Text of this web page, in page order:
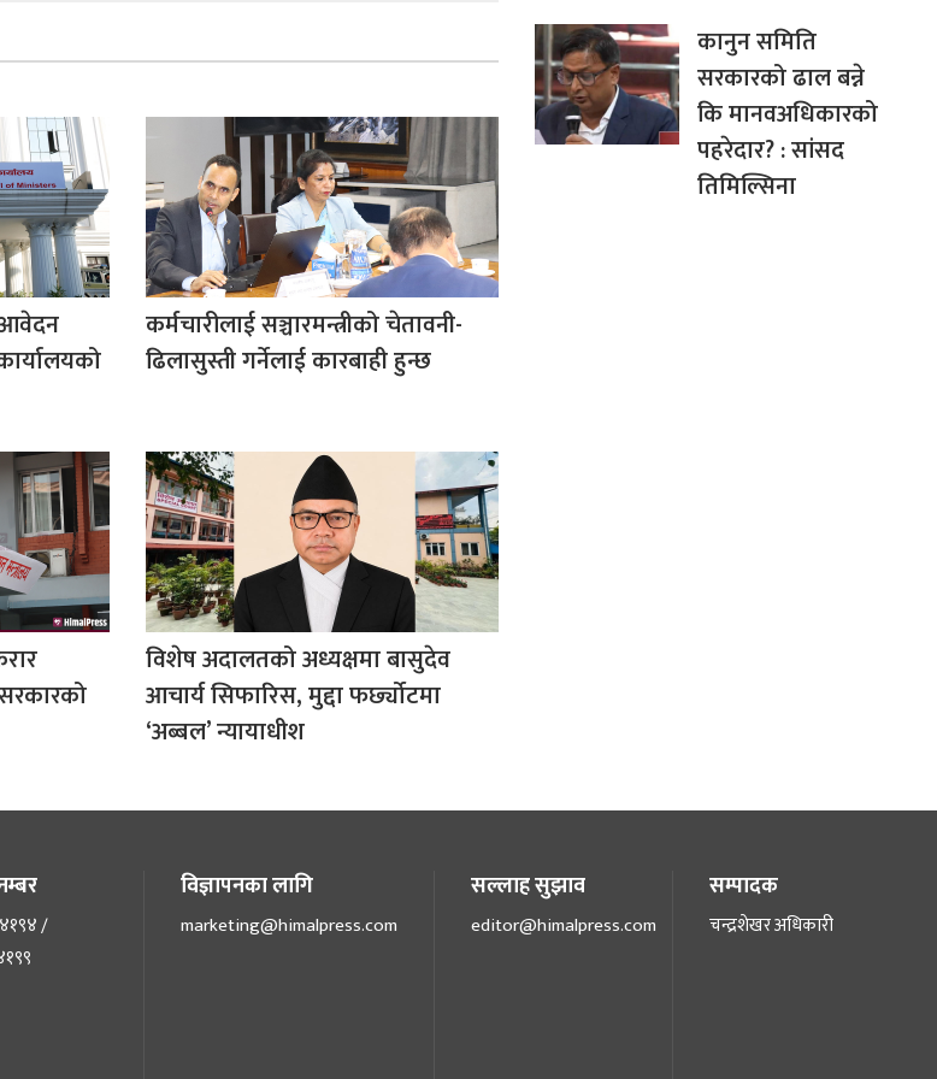
आवेदन
कर्मचारीलाई सञ्चारमन्त्रीको चेतावनी-
ढिलासुस्ती गर्नेलाई कारबाही हुन्छ
विशेष अदालतको अध्यक्षमा बासुदेव
आचार्य सिफारिस, मुद्दा फर्छ्योटमा
‘अब्बल’ न्यायाधीश
कानुन समिति
सरकारको ढाल बन्ने
कि मानवअधिकारको
पहरेदार? : सांसद
तिमिल्सिना
/
विज्ञापनका लागि
marketing@himalpress.com
सल्लाह सुझाव
editor@himalpress.com
सम्पादक
चन्द्रशेखर अधिकारी